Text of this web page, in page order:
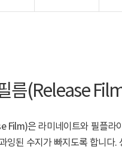
름(Release
Film)은 라미네이트와 필플라
잉된 수지가 빠지도록 합니다